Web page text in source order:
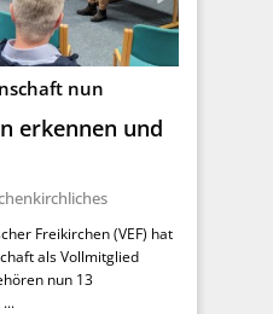
nun
erkennen und
Freikirchen (VEF) hat
als Vollmitglied
nun 13